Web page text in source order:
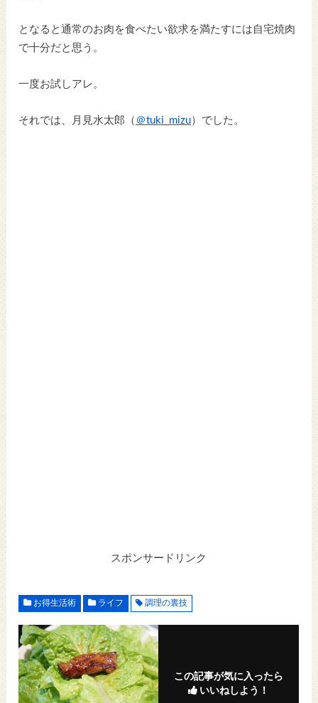
となると通常のお肉を食べたい欲求を満たすには自宅焼肉
で十分だと思う。
一度お試しアレ。
それでは、月見水太郎（ ＠tuki_mizu）でした。
スポンサードリンク
お得生活術 ライフ 調理の裏技
この記事が気に入ったら
いいねしよう！